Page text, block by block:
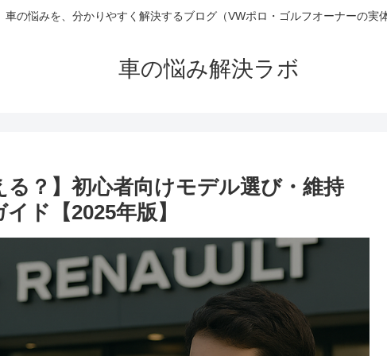
車の悩みを、分かりやすく解決するブログ（VWポロ・ゴルフオーナーの実
車の悩み解決ラボ
る？】初心者向けモデル選び・維持
ド【2025年版】